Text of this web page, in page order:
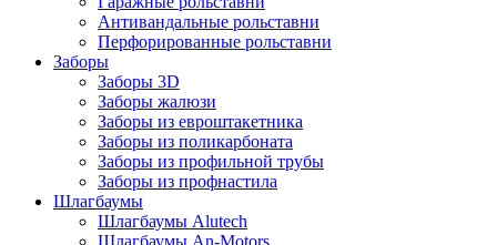
Антивандальные рольставни
Перфорированные рольставни
Заборы
Заборы 3D
Заборы жалюзи
Заборы из евроштакетника
Заборы из поликарбоната
Заборы из профильной трубы
Заборы из профнастила
Шлагбаумы
Шлагбаумы Alutech
Шлагбаумы An-Motors